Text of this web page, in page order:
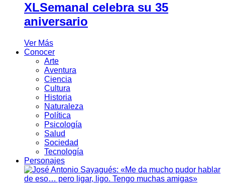
XLSemanal celebra su 35
aniversario
Ver Más
Conocer
Arte
Aventura
Ciencia
Cultura
Historia
Naturaleza
Política
Psicología
Salud
Sociedad
Tecnología
Personajes